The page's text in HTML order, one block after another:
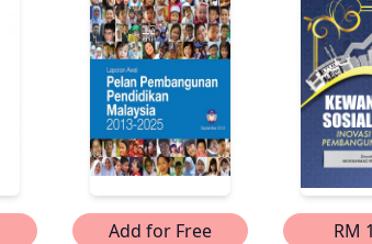
Add for Free
RM